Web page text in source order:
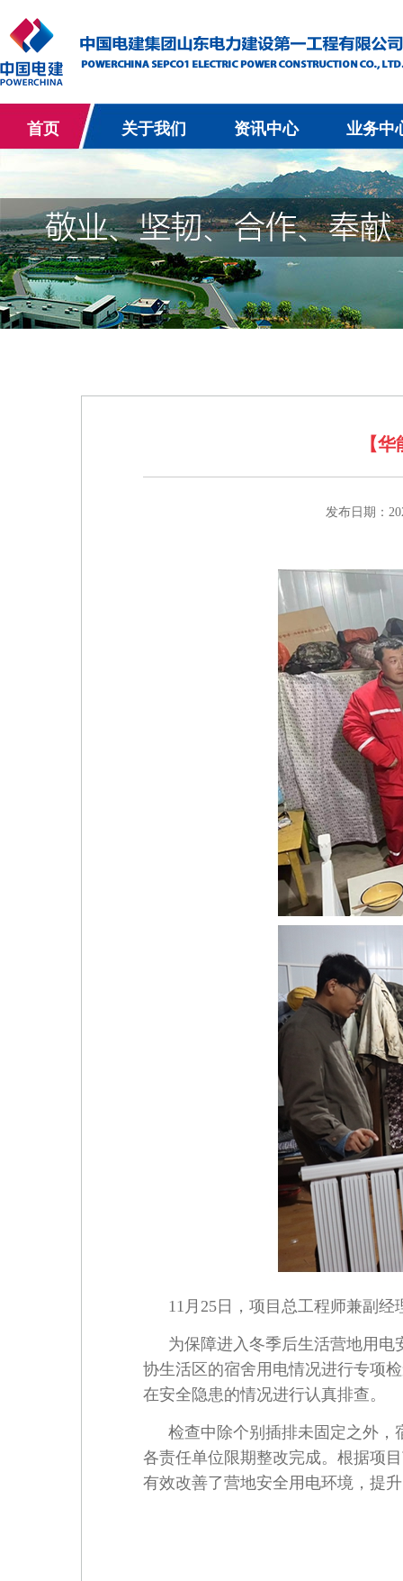
首页 关于我们 资讯中心 业务中
【
发布日期：
11月25日，项目总工程师兼副
为保障进入冬季后生活营地用
协生活区的宿舍用电情况进行专项
在安全隐患的情况进行认真排查。
检查中除个别插排未固定之外
各责任单位限期整改完成。根据项
有效改善了营地安全用电环境，提